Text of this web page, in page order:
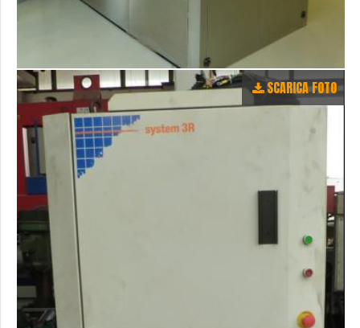
SCARICA FOTO